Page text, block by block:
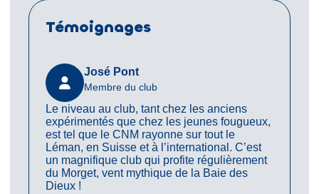
Témoignages
José Pont
Membre du club
Le niveau au club, tant chez les anciens
expérimentés que chez les jeunes fougueux,
est tel que le CNM rayonne sur tout le
Léman, en Suisse et à l’international. C’est
un magnifique club qui profite régulièrement
du Morget, vent mythique de la Baie des
Dieux !